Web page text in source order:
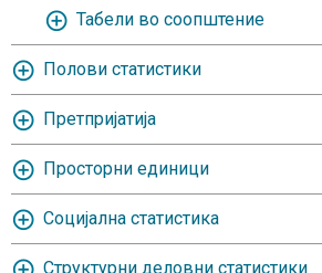
Табели во соопштение
Полови статистики
Претпријатија
Просторни единици
Социјална статистика
Структурни деловни статистики